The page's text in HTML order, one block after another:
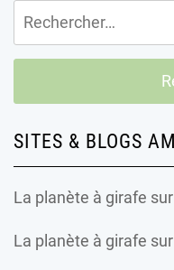
Rechercher :
SITES & BLOGS
La planète à girafe
La planète à girafe